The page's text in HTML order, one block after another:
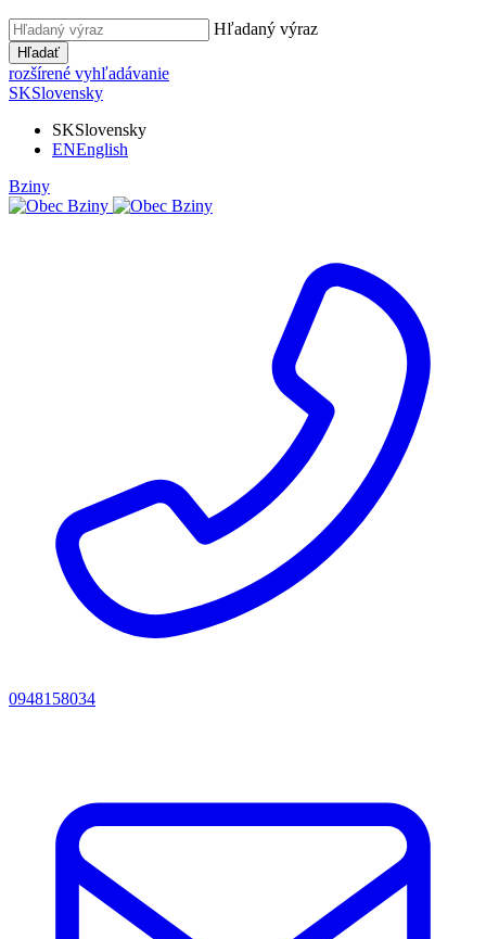
Hľadaný výraz
Hľadať
rozšírené vyhľadávanie
SKSlovensky
SKSlovensky
ENEnglish
Bziny
0948158034